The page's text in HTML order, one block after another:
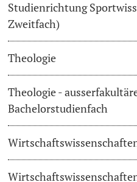
Studienrichtung
Zweitfach)
Theologie
Theologie -
Bachelorstudienfach